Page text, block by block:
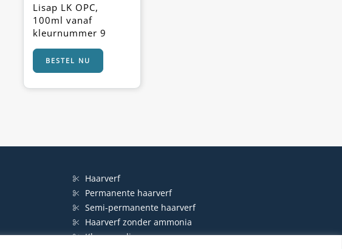
Lisap LK OPC,
100ml vanaf
kleurnummer 9
BESTEL NU
Haarverf
Permanente haarverf
Semi-permanente haarverf
Haarverf zonder ammonia
Kleurspoeling